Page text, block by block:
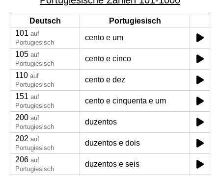
Deutsch
Portugiesisch
101 auf
Portugiesisch
cento e um
105 auf
Portugiesisch
cento e cinco
110 auf
Portugiesisch
cento e dez
151 auf
Portugiesisch
cento e cinquenta e um
200 auf
Portugiesisch
duzentos
202 auf
Portugiesisch
duzentos e dois
206 auf
Portugiesisch
duzentos e seis